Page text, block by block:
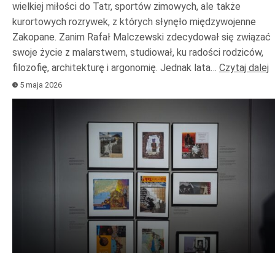
wielkiej miłości do Tatr, sportów zimowych, ale także
kurortowych rozrywek, z których słynęło międzywojenne
Zakopane. Zanim Rafał Malczewski zdecydował się związać
swoje życie z malarstwem, studiował, ku radości rodziców,
filozofię, architekturę i argonomię. Jednak lata… Czytaj dalej
5 maja 2026